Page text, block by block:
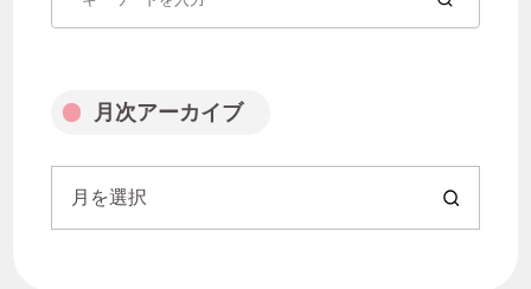
月次アーカイブ
月を選択